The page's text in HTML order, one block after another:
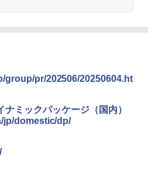
group/pr/202506/20250604.ht
ミックパッケージ（国内）
jp/domestic/dp/